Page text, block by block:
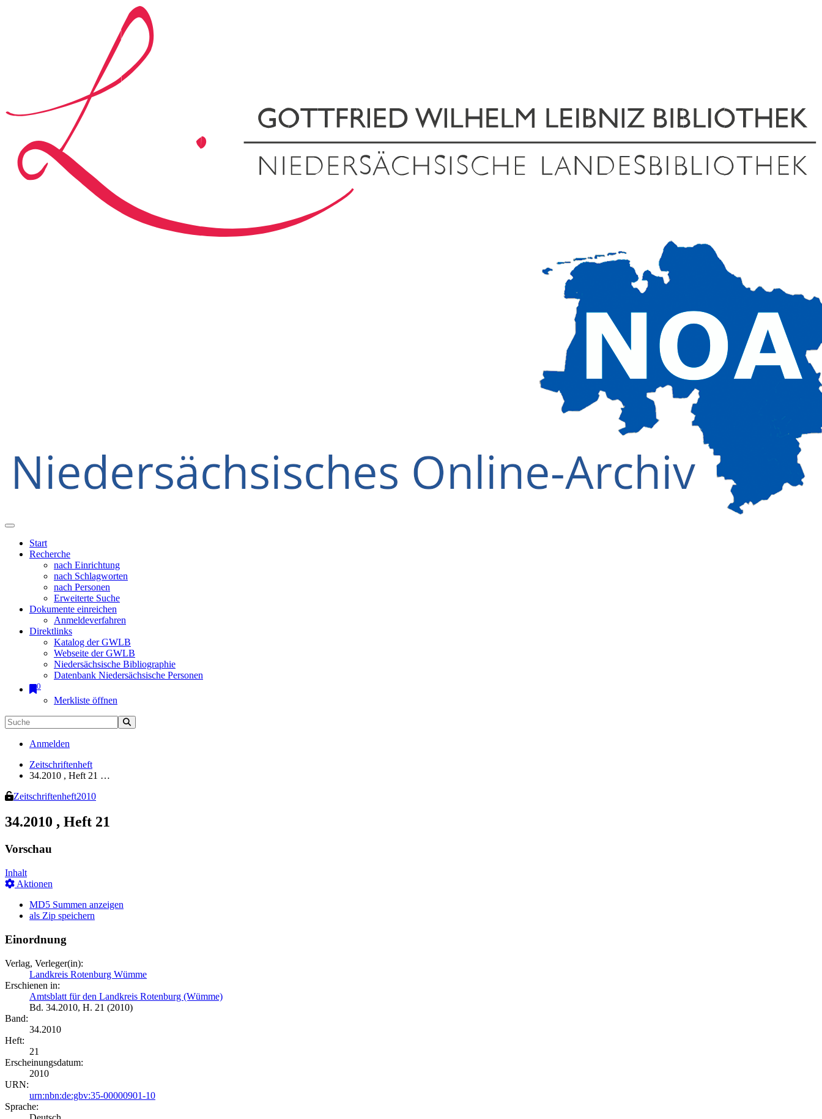
Start
Recherche
nach Einrichtung
nach Schlagworten
nach Personen
Erweiterte Suche
Dokumente einreichen
Anmeldeverfahren
Direktlinks
Katalog der GWLB
Webseite der GWLB
Niedersächsische Bibliographie
Datenbank Niedersächsische Personen
0
Merkliste öffnen
Anmelden
Zeitschriftenheft
34.2010 , Heft 21 …
Zeitschriftenheft2010
34.2010 , Heft 21
Vorschau
Inhalt
Aktionen
MD5 Summen anzeigen
als Zip speichern
Einordnung
Verlag, Verleger(in):
Landkreis Rotenburg Wümme
Erschienen in:
Amtsblatt für den Landkreis Rotenburg (Wümme)
Bd. 34.2010, H. 21 (2010)
Band:
34.2010
Heft:
21
Erscheinungsdatum:
2010
URN:
urn:nbn:de:gbv:35-00000901-10
Sprache: